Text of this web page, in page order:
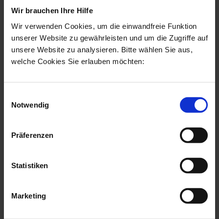
Wir brauchen Ihre Hilfe
Wir verwenden Cookies, um die einwandfreie Funktion
unserer Website zu gewährleisten und um die Zugriffe auf
unsere Website zu analysieren. Bitte wählen Sie aus,
welche Cookies Sie erlauben möchten:
Notwendig
Präferenzen
Statistiken
Marketing
Vorträge auf Konferenzen und nimmt
die sich auf ästhetische Medizin
konzentrieren.
Fachgesellschaften
Deutsche Gesellschaft für Plastische,
Chirurgen (DGPRÄC)
Gesellschaft für Ästhetische Chirurgie
Deutschland (GÄCD)
Fachgesellschaften